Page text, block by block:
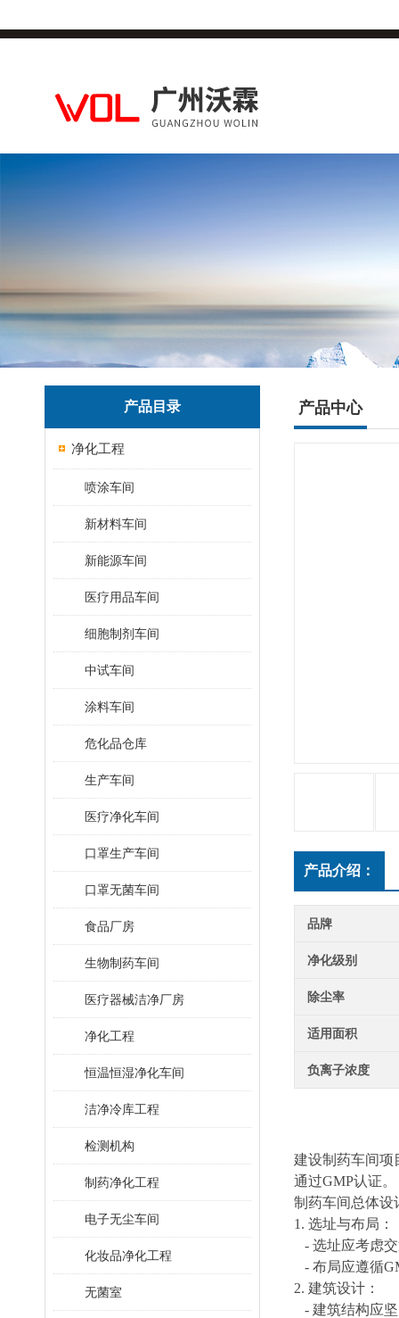
产品目录
净化工程
喷涂车间
新材料车间
新能源车间
医疗用品车间
细胞制剂车间
中试车间
涂料车间
危化品仓库
生产车间
医疗净化车间
口罩生产车间
口罩无菌车间
食品厂房
生物制药车间
医疗器械洁净厂房
净化工程
恒温恒湿净化车间
洁净冷库工程
检测机构
制药净化工程
电子无尘车间
化妆品净化工程
无菌室
产品中心
产品介绍：
品牌
净化级别
除尘率
适用面积
负离子浓度
建设制药车间项
通过GMP认证。
制药车间总体设
1. 选址与布局 ：
- 选址应考虑
- 布局应遵循
2. 建筑设计 ：
- 建筑结构应